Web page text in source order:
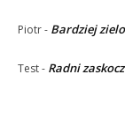
Piotr- Bardziej
Test- Radni